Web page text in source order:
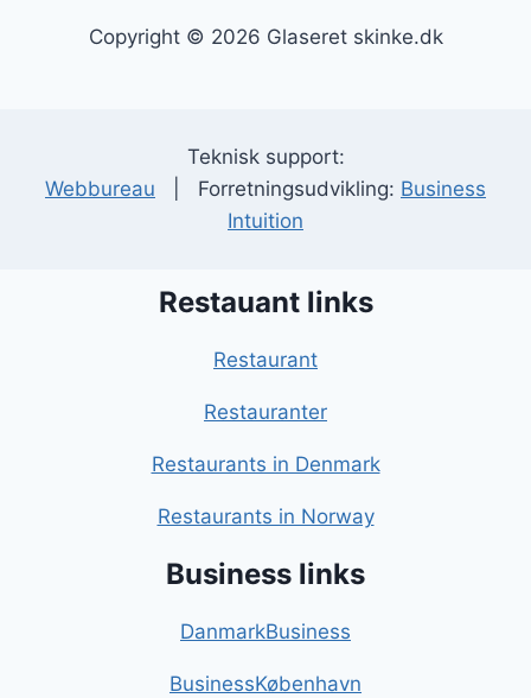
Copyright © 2026 Glaseret skinke.dk
Teknisk support:
Webbureau | Forretningsudvikling: Business
Intuition
Restauant links
Restaurant
Restauranter
Restaurants in Denmark
Restaurants in Norway
Business links
DanmarkBusiness
BusinessKøbenhavn